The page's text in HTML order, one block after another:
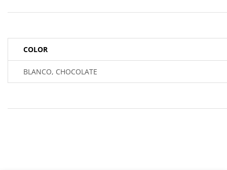
COLOR
BLANCO, CHOCOLATE